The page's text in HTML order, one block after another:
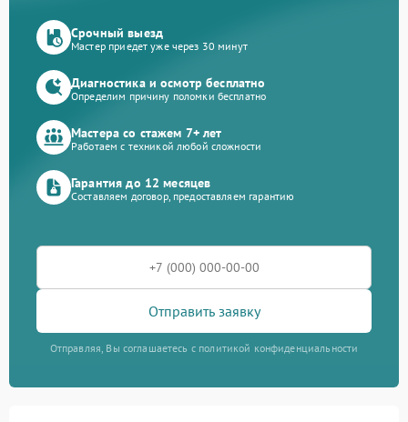
Срочный выезд
Мастер приедет уже через 30 минут
Диагностика и осмотр бесплатно
Определим причину поломки бесплатно
Мастера со стажем 7+ лет
Работаем с техникой любой сложности
Гарантия до 12 месяцев
Составляем договор, предоставляем гарантию
Отправить заявку
Отправляя, Вы соглашаетесь с политикой конфиденциальности